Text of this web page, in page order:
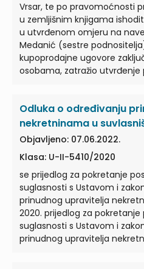
Vrsar, te po pravomoćnosti
u zemljišnim
u utvrđenom omjeru na navedenoj nekretnini ...
Medanić (sestre podnositelja), pozivajući se na
kupoprodajne ugovore zaključene
osobama, zatražio utvrđenje
zemljišnoknjižne čestice cijepane ...
tako stečeno pravo
česticama zemlje kupac (tužitelj u
postupku) nije proveo u
stečeno pravosuvlasništva
zemljišne knjige 8. listopada 1992.; - na temelju
o nasljeđivanju Općinskog ...
Odluka o određivanju
nekretninama u
Objavljeno: 07.06.2022.
Klasa: U-II-5410/2020
se prijedlog za pokretanje
suglasnosti s Ustavom i zakonom Odluke o određivanju
prinudnog upravitelja
2020. prijedlog za
suglasnosti s Ustavom i zakonom Odluke o određivanju
prinudnog upravitelja